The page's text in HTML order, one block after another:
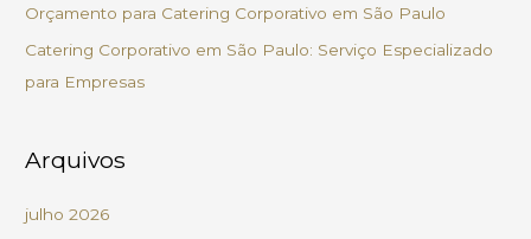
r
:
Orçamento para Catering Corporativo em São Paulo
Catering Corporativo em São Paulo: Serviço Especializado
para Empresas
Arquivos
julho 2026